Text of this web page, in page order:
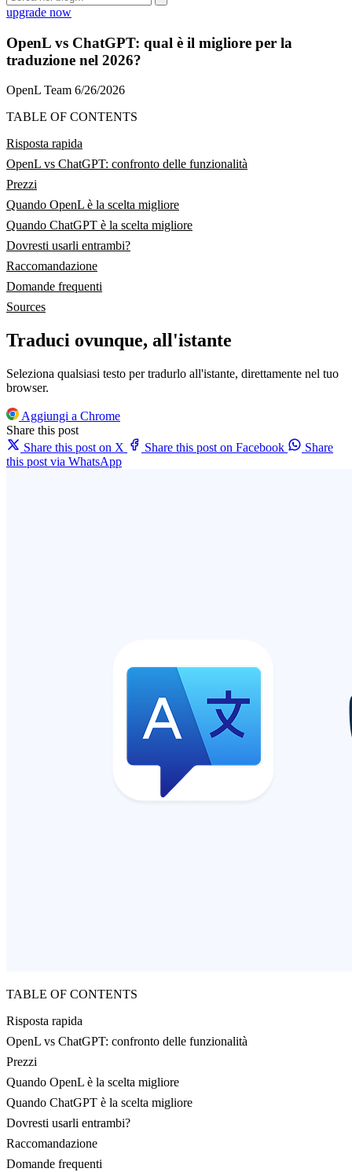
upgrade now
OpenL vs ChatGPT: qual è il migliore per la
traduzione nel 2026?
OpenL Team 6/26/2026
TABLE OF CONTENTS
Risposta rapida
OpenL vs ChatGPT: confronto delle funzionalità
Prezzi
Quando OpenL è la scelta migliore
Quando ChatGPT è la scelta migliore
Dovresti usarli entrambi?
Raccomandazione
Domande frequenti
Sources
Traduci ovunque, all'istante
Seleziona qualsiasi testo per tradurlo all'istante, direttamente nel tuo
browser.
Aggiungi a Chrome
Share this post
Share this post on X
Share this post on Facebook
Share
this post via WhatsApp
TABLE OF CONTENTS
Risposta rapida
OpenL vs ChatGPT: confronto delle funzionalità
Prezzi
Quando OpenL è la scelta migliore
Quando ChatGPT è la scelta migliore
Dovresti usarli entrambi?
Raccomandazione
Domande frequenti